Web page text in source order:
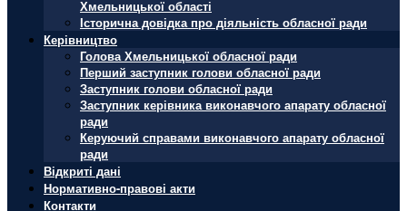
Хмельницької області
Історична довідка про діяльність обласної ради
Керівництво
Голова Хмельницької обласної ради
Перший заступник голови обласної ради
Заступник голови обласної ради
Заступник керівника виконавчого апарату обласної
ради
Керуючий справами виконавчого апарату обласної
ради
Відкриті дані
Нормативно-правові акти
Контакти